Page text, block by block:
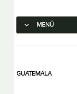
MENÚ
GUATEMALA